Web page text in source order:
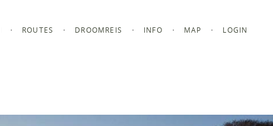
ROUTES DROOMREIS INFO MAP LOGIN